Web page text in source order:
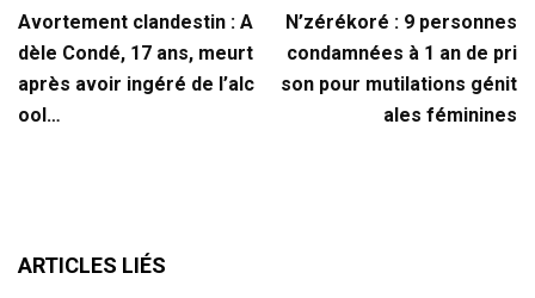
Avortement clandestin : A
dèle Condé, 17 ans, meurt
après avoir ingéré de l’alc
ool…
N’zérékoré : 9 personnes
condamnées à 1 an de pri
son pour mutilations génit
ales féminines
ARTICLES LIÉS